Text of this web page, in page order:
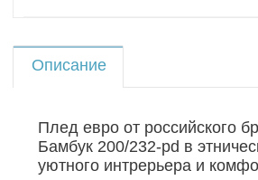
Описание
Плед евро от российского
Бамбук 200/232-pd в
уютного интрерьера и